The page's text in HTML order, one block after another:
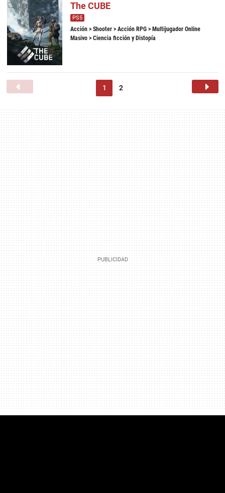
The CUBE
PS5
Acción > Shooter > Acción RPG > Multijugador Online
Masivo > Ciencia ficción y Distopía
1 2